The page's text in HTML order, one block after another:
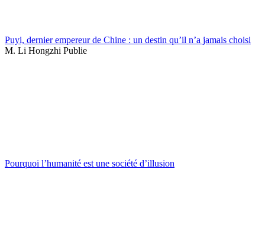
Puyi, dernier empereur de Chine : un destin qu’il n’a jamais choisi
M. Li Hongzhi Publie
Pourquoi l’humanité est une société d’illusion